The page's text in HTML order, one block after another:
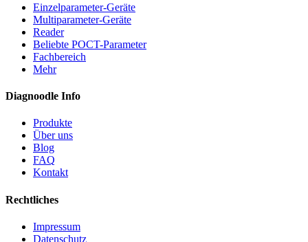
Einzelparameter-Geräte
Multiparameter-Geräte
Reader
Beliebte POCT-Parameter
Fachbereich
Mehr
Diagnoodle Info
Produkte
Über uns
Blog
FAQ
Kontakt
Rechtliches
Impressum
Datenschutz